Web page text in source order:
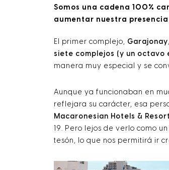
Somos una cadena 100%
aumentar nuestra
El primer complejo, Garajonay
siete complejos (y un octavo
manera muy especial y se
Aunque ya funcionaban en
reflejara su carácter, esa
Macaronesian Hotels &
19. Pero lejos de verlo como
tesón, lo que nos permitirá ir